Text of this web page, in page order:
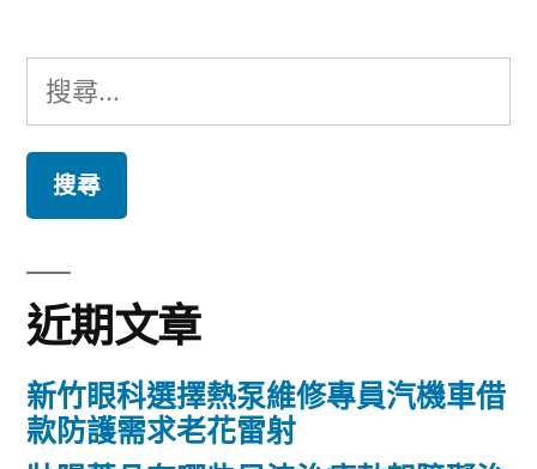
搜
尋
鍵
字:
近期文章
新竹眼科選擇熱泵維修專員汽機車借
款防護需求老花雷射